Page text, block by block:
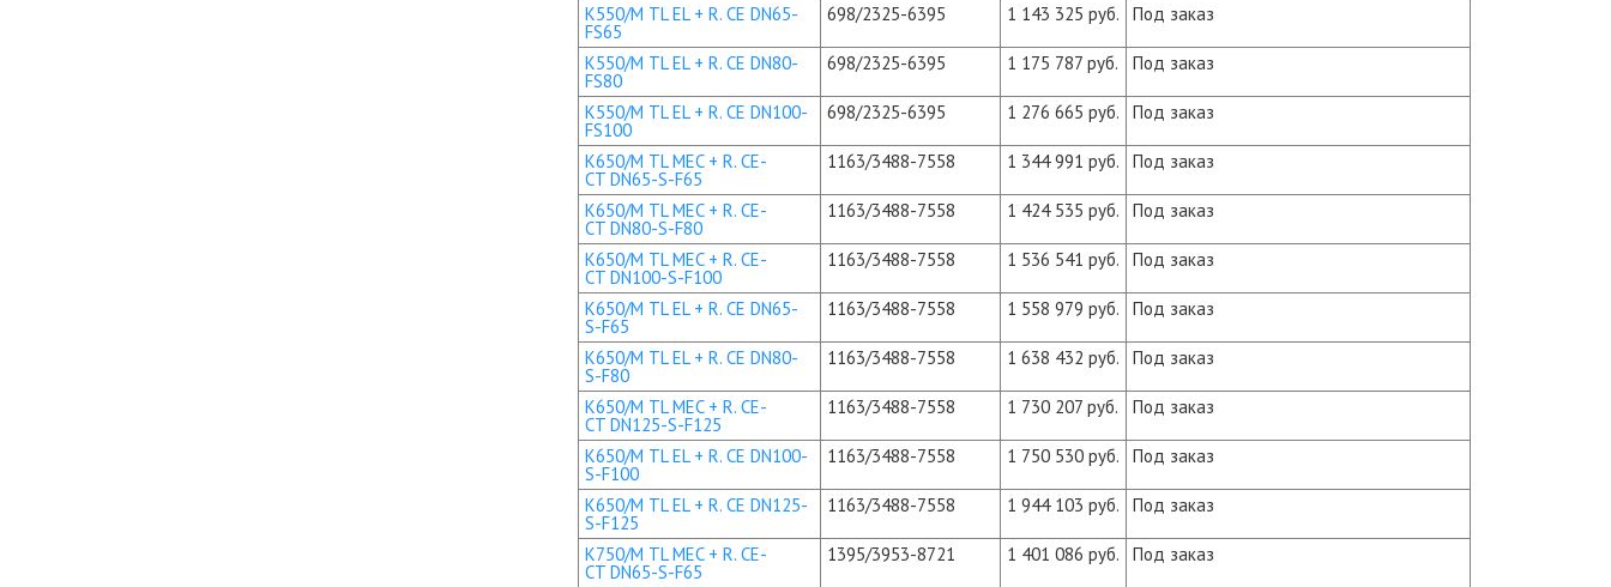
K550/M TL EL + R. CE DN65-
FS65
698/2325-6395 1 143 325 руб. Под заказ
K550/M TL EL + R. CE DN80-
FS80
698/2325-6395 1 175 787 руб. Под заказ
K550/M TL EL + R. CE DN100-
FS100
698/2325-6395 1 276 665 руб. Под заказ
K650/M TL MEC + R. CE-
CT DN65-S-F65
1163/3488-7558 1 344 991 руб. Под заказ
K650/M TL MEC + R. CE-
CT DN80-S-F80
1163/3488-7558 1 424 535 руб. Под заказ
K650/M TL MEC + R. CE-
CT DN100-S-F100
1163/3488-7558 1 536 541 руб. Под заказ
K650/M TL EL + R. CE DN65-
S-F65
1163/3488-7558 1 558 979 руб. Под заказ
K650/M TL EL + R. CE DN80-
S-F80
1163/3488-7558 1 638 432 руб. Под заказ
K650/M TL MEC + R. CE-
CT DN125-S-F125
1163/3488-7558 1 730 207 руб. Под заказ
K650/M TL EL + R. CE DN100-
S-F100
1163/3488-7558 1 750 530 руб. Под заказ
K650/M TL EL + R. CE DN125-
S-F125
1163/3488-7558 1 944 103 руб. Под заказ
K750/M TL MEC + R. CE-
CT DN65-S-F65
1395/3953-8721 1 401 086 руб. Под заказ